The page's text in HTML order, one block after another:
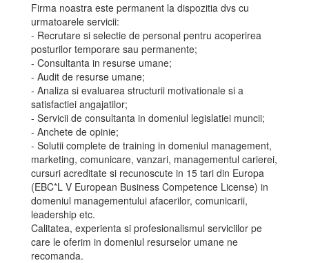
Firma noastra este permanent la dispozitia dvs cu
urmatoarele servicii:
- Recrutare si selectie de personal pentru acoperirea
posturilor temporare sau permanente;
- Consultanta in resurse umane;
- Audit de resurse umane;
- Analiza si evaluarea structurii motivationale si a
satisfactiei angajatilor;
- Servicii de consultanta in domeniul legislatiei muncii;
- Anchete de opinie;
- Solutii complete de training in domeniul management,
marketing, comunicare, vanzari, managementul carierei,
cursuri acreditate si recunoscute in 15 tari din Europa
(EBC*L V European Business Competence License) in
domeniul managementului afacerilor, comunicarii,
leadership etc.
Calitatea, experienta si profesionalismul serviciilor pe
care le oferim in domeniul resurselor umane ne
recomanda.